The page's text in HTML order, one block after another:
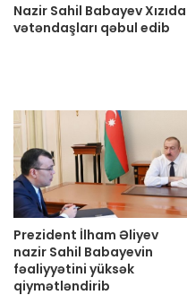
Nazir Sahil Babayev Xızıda
vətəndaşları qəbul edib
Prezident İlham Əliyev
nazir Sahil Babayevin
fəaliyyətini yüksək
qiymətləndirib